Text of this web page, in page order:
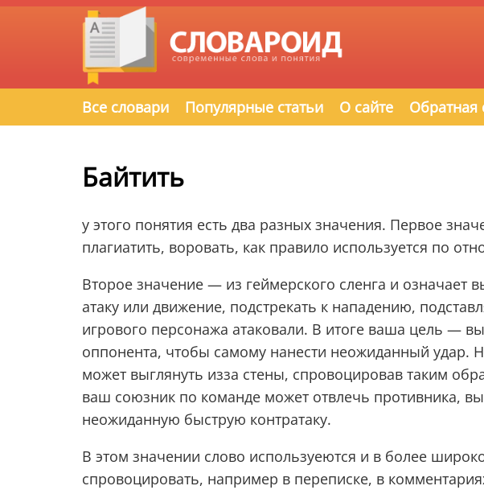
Все словари Популярные статьи О сайте Обратная
Байтить
у этого понятия есть два разных значения. Первое
плагиатить, воровать, как правило используется по
Второе значение — из геймерского сленга и означает
атаку или движение, подстрекать к нападению,
игрового персонажа атаковали. В итоге ваша цель —
оппонента, чтобы самому нанести неожиданный удар.
может выглянуть изза стены, спровоцировав таким
ваш союзник по команде может отвлечь противника,
неожиданную быструю контратаку.
В этом значении слово используеются и в более
спровоцировать, например в переписке, в